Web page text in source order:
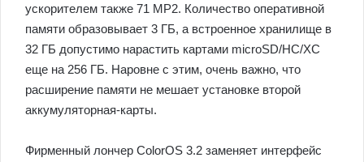
ускорителем также 71 MP2. Количество оперативной
памяти образовывает 3 ГБ, а встроенное хранилище в
32 ГБ допустимо нарастить картами microSD/HC/XC
еще на 256 ГБ. Наровне с этим, очень важно, что
расширение памяти не мешает установке второй
аккумуляторная-карты.
Фирменный лончер ColorOS 3.2 заменяет интерфейс